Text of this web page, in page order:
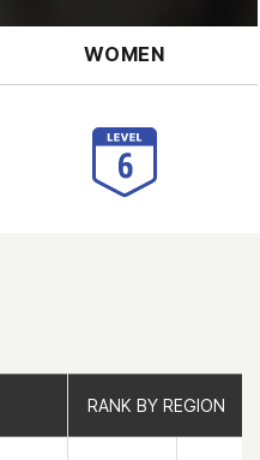
WOMEN
RANK BY REGION
RANK BY REGION